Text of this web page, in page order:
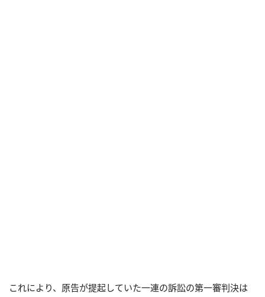
これにより、原告が提起していた一連の訴訟の第一審判決は